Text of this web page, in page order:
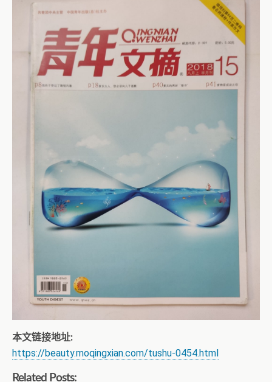
本文链接地址:
https://beauty.moqingxian.com/tushu-0454.html
Related Posts: